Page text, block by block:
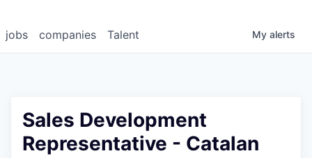
jobs companies Talent My alerts
Sales Development
Representative - Catalan